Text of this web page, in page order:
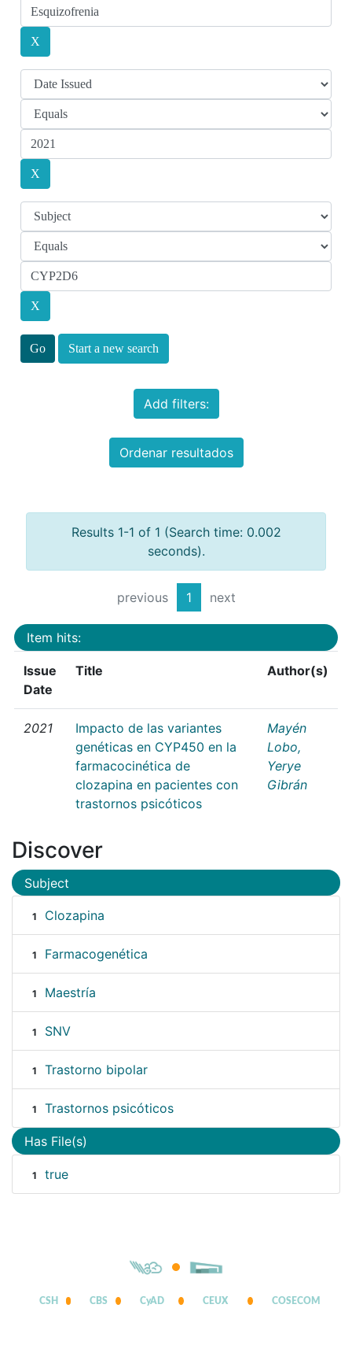
Start a new search
Add filters:
Ordenar resultados
Results 1-1 of 1 (Search time: 0.002
seconds).
previous 1 next
Item hits:
Issue
Date
Title Author(s)
2021
Impacto de las variantes
genéticas en CYP450 en la
farmacocinética de
clozapina en pacientes con
trastornos psicóticos
Mayén
Lobo,
Yerye
Gibrán
Discover
Subject
1 Clozapina
1 Farmacogenética
1 Maestría
1 SNV
1 Trastorno bipolar
1 Trastornos psicóticos
Has File(s)
1 true
CSH CBS CyAD CEUX COSECOM